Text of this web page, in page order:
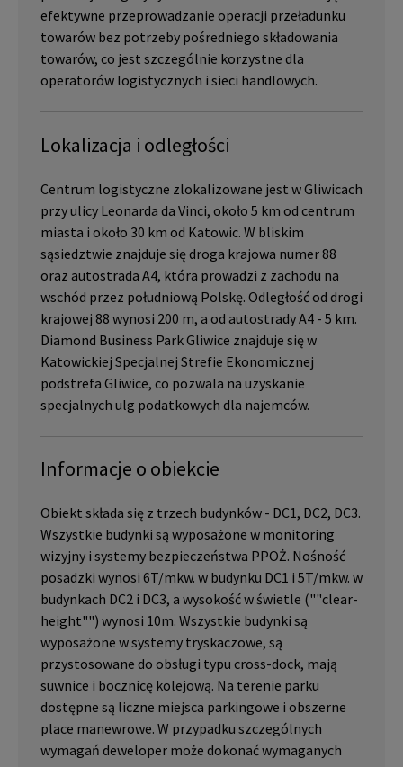
efektywne przeprowadzanie operacji przeładunku
towarów bez potrzeby pośredniego składowania
towarów, co jest szczególnie korzystne dla
operatorów logistycznych i sieci handlowych.
Lokalizacja i odległości
Centrum logistyczne zlokalizowane jest w Gliwicach
przy ulicy Leonarda da Vinci, około 5 km od centrum
miasta i około 30 km od Katowic. W bliskim
sąsiedztwie znajduje się droga krajowa numer 88
oraz autostrada A4, która prowadzi z zachodu na
wschód przez południową Polskę. Odległość od drogi
krajowej 88 wynosi 200 m, a od autostrady A4 - 5 km.
Diamond Business Park Gliwice znajduje się w
Katowickiej Specjalnej Strefie Ekonomicznej
podstrefa Gliwice, co pozwala na uzyskanie
specjalnych ulg podatkowych dla najemców.
Informacje o obiekcie
Obiekt składa się z trzech budynków - DC1, DC2, DC3.
Wszystkie budynki są wyposażone w monitoring
wizyjny i systemy bezpieczeństwa PPOŻ. Nośność
posadzki wynosi 6T/mkw. w budynku DC1 i 5T/mkw. w
budynkach DC2 i DC3, a wysokość w świetle (""clear-
height"") wynosi 10m. Wszystkie budynki są
wyposażone w systemy tryskaczowe, są
przystosowane do obsługi typu cross-dock, mają
suwnice i bocznicę kolejową. Na terenie parku
dostępne są liczne miejsca parkingowe i obszerne
place manewrowe. W przypadku szczególnych
wymagań deweloper może dokonać wymaganych